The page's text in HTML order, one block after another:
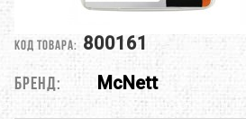
Код товара: 800161
Бренд: McNett